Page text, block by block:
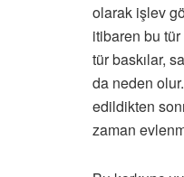
olarak işlev
itibaren bu
tür baskılar,
da neden
edildikten
zaman